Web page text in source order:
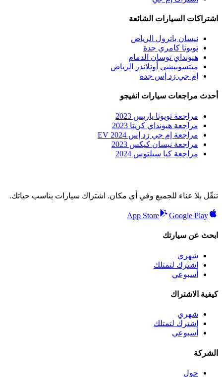
اشتراكات السيارات الشائعة
نيسان باترول الرياض
تويوتا كامري جدة
هيونداي توسان الدمام
ميتسوبيشي أوتلاندر الرياض
إم جي زد إس جدة
أحدث مراجعات سيارات انفيجو
مراجعة تويوتا ياريس 2023
مراجعة هيونداي كريتا 2023
مراجعة إم جي زد إس EV 2024
مراجعة نيسان كيكس 2023
مراجعة كيا سيلتوس 2024
تنقّل بلا عناء للجميع وفي أي مكان. اشتراك سيارات يناسب حياتك.
App Store Google Play
ابحث عن سيارتك
شهري
اشترك لتمتلك
أسبوعي
كيفية الاشتراك
شهري
اشترك لتمتلك
أسبوعي
الشركة
حول